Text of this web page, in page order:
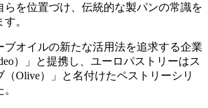
らを位置づけ、伝統的な製パンの常識を
。
ブオイルの新たな活用法を追求する企業
）」と提携し、ユーロパストリーはス
Olive）」と名付けたペストリーシリ